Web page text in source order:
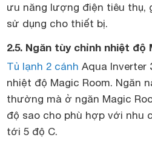
ưu năng lượng điện tiêu thụ,
sử dụng cho thiết bị.
2.5. Ngăn tùy chỉnh nhiệt
Tủ lạnh 2 cánh Aqua Inverter
nhiệt độ Magic Room. Ngăn
thường mà ở ngăn Magic
độ sao cho phù hợp với nhu
tới 5 độ C.